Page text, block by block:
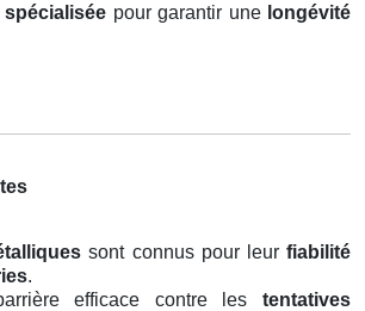
spécialisée pour garantir une longévité
sont connus pour leurfiabilité
.
efficace contre les tentatives